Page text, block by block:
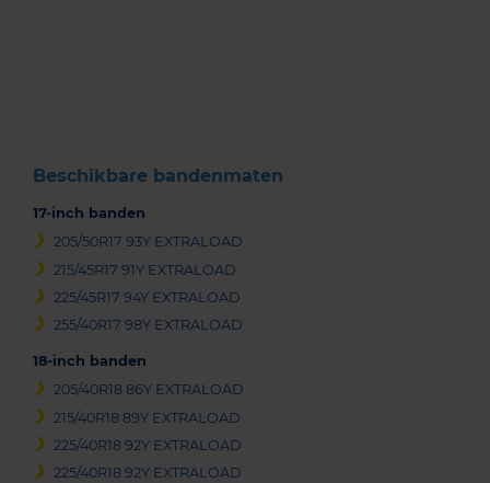
Beschikbare bandenmaten
17-inch banden
205/50R17 93Y EXTRALOAD
215/45R17 91Y EXTRALOAD
225/45R17 94Y EXTRALOAD
255/40R17 98Y EXTRALOAD
18-inch banden
205/40R18 86Y EXTRALOAD
215/40R18 89Y EXTRALOAD
225/40R18 92Y EXTRALOAD
225/40R18 92Y EXTRALOAD